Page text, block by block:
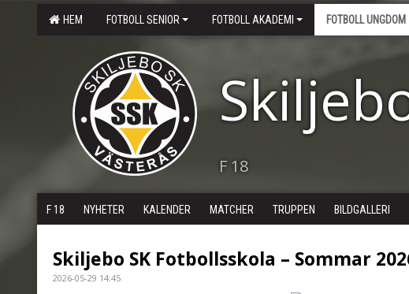
HEM FOTBOLL SENIOR FOTBOLL AKADEMI FOTBOLL UNGDOM
F 18
F 18 NYHETER KALENDER MATCHER TRUPPEN BILDGALLERI
Skiljebo SK Fotbollsskola – Sommar
2026-05-29 14:45